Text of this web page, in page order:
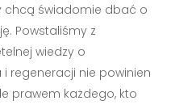
chcą świadomie dbać o
Powstaliśmy z
wiedzy o
regeneracji nie powinien
prawem każdego, kto